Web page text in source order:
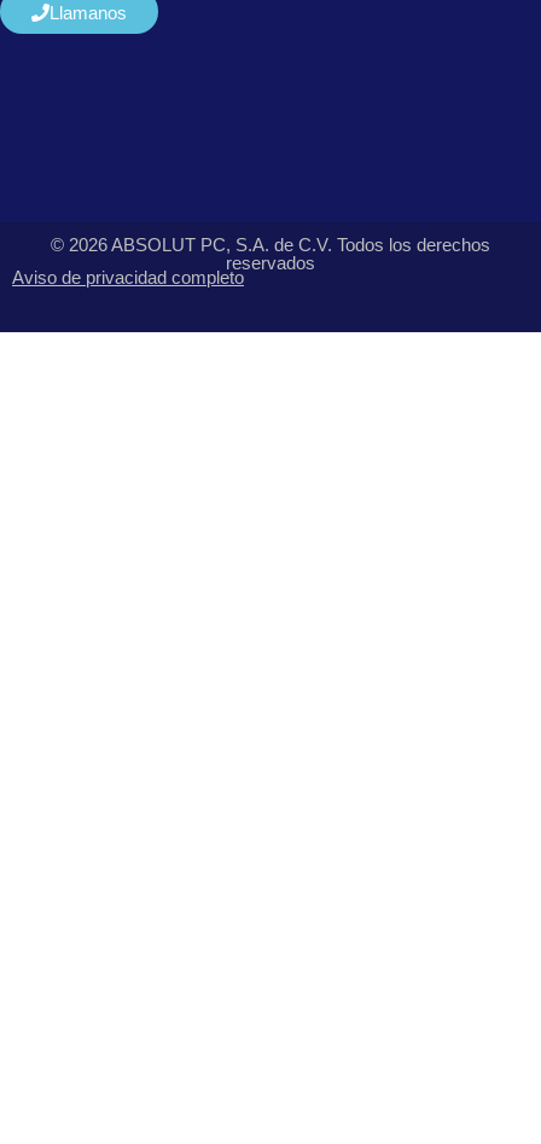
Llamanos
© 2026 ABSOLUT PC, S.A. de C.V. Todos los derechos
reservados
Aviso de privacidad completo